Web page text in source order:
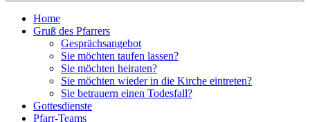
Home
Gruß des Pfarrers
Gesprächsangebot
Sie möchten taufen lassen?
Sie möchten heiraten?
Sie möchten wieder in die Kirche eintreten?
Sie betrauern einen Todesfall?
Gottesdienste
Pfarr-Teams